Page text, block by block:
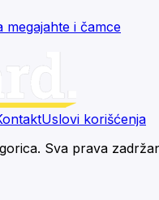
megajahte i čamce
Uslovi korišćenja
Sva prava